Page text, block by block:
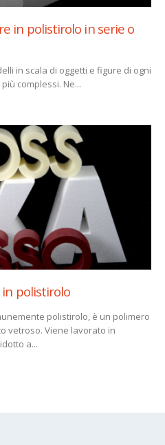
in polistirolo in serie o
in scala di oggetti e figure di ogni
complessi. Ne...
polistirolo
polistirolo, è un polimero
vetroso. Viene lavorato in
a...